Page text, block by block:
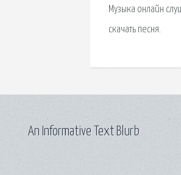
Музыка онлайн
скачать песня.
An Informative Text Blurb